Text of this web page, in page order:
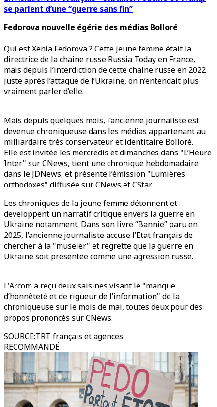
se parlent d’une “guerre sans fin”
Fedorova nouvelle égérie des médias Bolloré
Qui est Xenia Fedorova ? Cette jeune femme était la
directrice de la chaîne russe Russia Today en France,
mais depuis l’interdiction de cette chaine russe en 2022
juste après l’attaque de l’Ukraine, on n’entendait plus
vraiment parler d’elle.
Mais depuis quelques mois, l’ancienne journaliste est
devenue chroniqueuse dans les médias appartenant au
milliardaire très conservateur et identitaire Bolloré.
Elle est invitée les mercredis et dimanches dans "L’Heure
Inter" sur CNews, tient une chronique hebdomadaire
dans le JDNews, et présente l’émission "Lumières
orthodoxes" diffusée sur CNews et CStar.
Les chroniques de la jeune femme détonnent et
developpent un narratif critique envers la guerre en
Ukraine notamment. Dans son livre “Bannie” paru en
2025, l’ancienne journaliste accuse l’Etat français de
chercher à la "museler" et regrette que la guerre en
Ukraine soit présentée comme une agression russe.
L'Arcom a reçu deux saisines visant le "manque
d’honnêteté et de rigueur de l’information" de la
chroniqueuse sur le mois de mai, toutes deux pour des
propos prononcés sur CNews.
SOURCE:TRT français et agences
RECOMMANDÉ